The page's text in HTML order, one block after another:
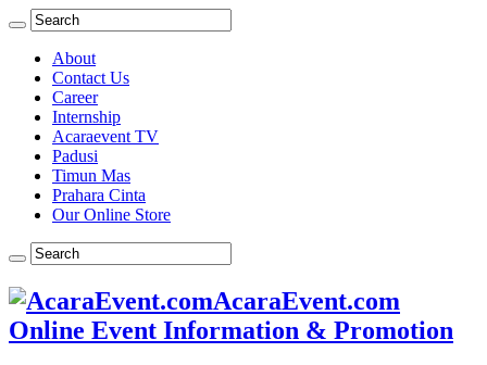
About
Contact Us
Career
Internship
Acaraevent TV
Padusi
Timun Mas
Prahara Cinta
Our Online Store
AcaraEvent.com
Online Event Information & Promotion